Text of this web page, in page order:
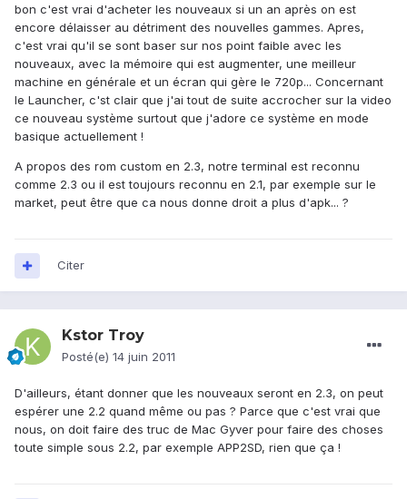
bon c'est vrai d'acheter les nouveaux si un an après on est
encore délaisser au détriment des nouvelles gammes. Apres,
c'est vrai qu'il se sont baser sur nos point faible avec les
nouveaux, avec la mémoire qui est augmenter, une meilleur
machine en générale et un écran qui gère le 720p... Concernant
le Launcher, c'st clair que j'ai tout de suite accrocher sur la video
ce nouveau système surtout que j'adore ce système en mode
basique actuellement !
A propos des rom custom en 2.3, notre terminal est reconnu
comme 2.3 ou il est toujours reconnu en 2.1, par exemple sur le
market, peut être que ca nous donne droit a plus d'apk... ?
Citer
Kstor Troy
Posté(e) 14 juin 2011
D'ailleurs, étant donner que les nouveaux seront en 2.3, on peut
espérer une 2.2 quand même ou pas ? Parce que c'est vrai que
nous, on doit faire des truc de Mac Gyver pour faire des choses
toute simple sous 2.2, par exemple APP2SD, rien que ça !